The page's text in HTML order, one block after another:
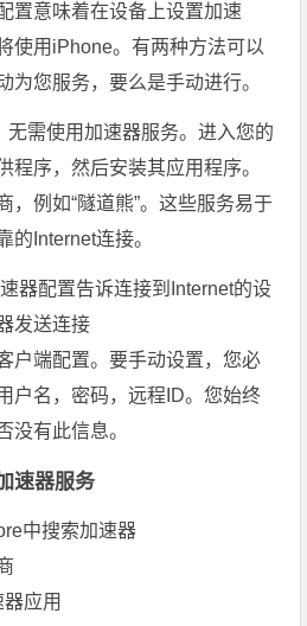
置意味着在设备上设置加速
使用iPhone。有两种方法可以
为您服务，要么是手动进行。
无需使用加速器服务。进入您的
程序，然后安装其应用程序。
，例如“隧道熊”。这些服务易于
的Internet连接。
器配置告诉连接到Internet的设
发送连接
户端配置。要手动设置，您必
户名，密码，远程ID。您始终
没有此信息。
速器服务
中搜索加速器
应用